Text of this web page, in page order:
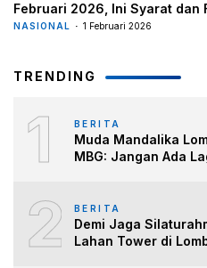
Februari 2026, Ini Syarat dan
NASIONAL 1 Februari 2026
TRENDING
1 BERITA
Muda Mandalika
MBG: Jangan Ada
2 BERITA
Demi Jaga
Lahan Tower di